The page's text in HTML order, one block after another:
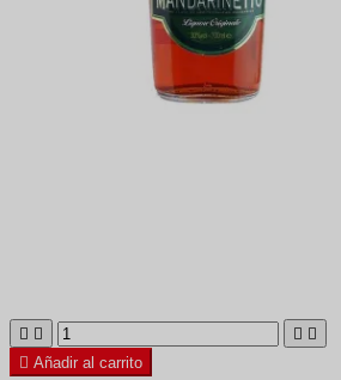
   
 Añadir al carrito